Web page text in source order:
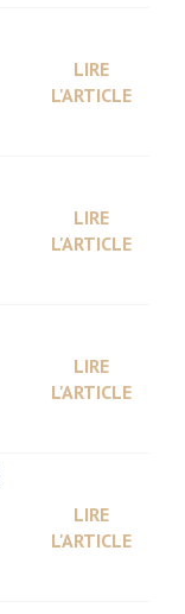
LIRE
L'ARTICLE
LIRE
L'ARTICLE
LIRE
L'ARTICLE
LIRE
L'ARTICLE